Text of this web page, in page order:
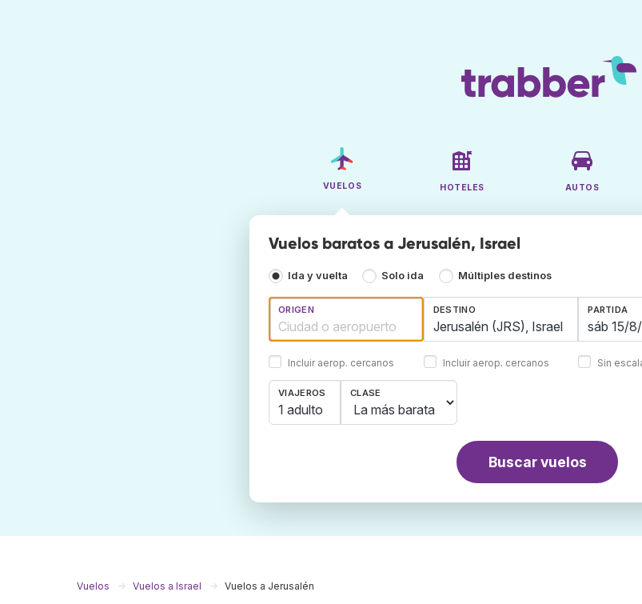
VUELOS HOTELES AUTOS
Vuelos baratos a Jerusalén, Israel
Ida y vuelta Solo ida Múltiples destinos
ORIGEN
Incluir aerop. cercanos
DESTINO
Incluir aerop. cercanos
PARTIDA
Sin
VIAJEROS
1 adulto
CLASE
Buscar vuelos
Vuelos Vuelos a Israel Vuelos a Jerusalén